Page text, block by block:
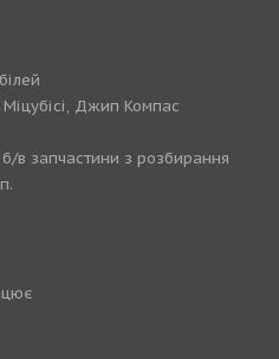
Джип Компас
в запчастини з розбирання